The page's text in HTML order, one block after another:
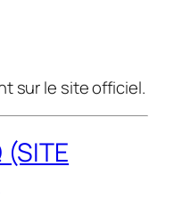
sur le site officiel.